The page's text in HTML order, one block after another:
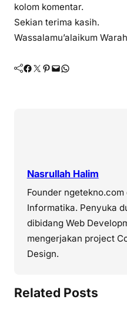
kolom komentar.
Sekian terima kasih.
Wassalamu’alaikum
Facebook Twitter Pinterest Mail WhatsApp
Nasrullah Halim
Founder
Informatika. Penyuka
dibidang Web
mengerjakan project
Design.
Related Posts